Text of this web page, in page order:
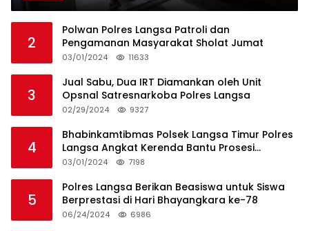
2
Polwan Polres Langsa Patroli dan
Pengamanan Masyarakat Sholat Jumat
03/01/2024 11633
3
Jual Sabu, Dua IRT Diamankan oleh Unit
Opsnal Satresnarkoba Polres Langsa
02/29/2024 9327
4
Bhabinkamtibmas Polsek Langsa Timur Polres
Langsa Angkat Kerenda Bantu Prosesi
Pemakaman Warga
03/01/2024 7198
5
Polres Langsa Berikan Beasiswa untuk Siswa
Berprestasi di Hari Bhayangkara ke-78
06/24/2024 6986